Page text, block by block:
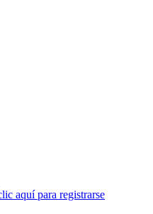
aquí para registrarse